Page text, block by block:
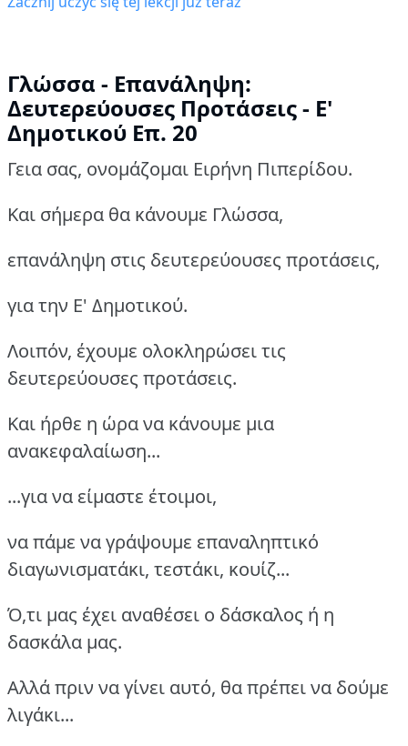
Γλώσσα - Επανάληψη:
Δευτερεύουσες Προτάσεις - Ε'
Δημοτικού Επ. 20
Γεια σας, ονομάζομαι Ειρήνη Πιπερίδου.
Και σήμερα θα κάνουμε Γλώσσα,
επανάληψη στις δευτερεύουσες προτάσεις,
για την Ε' Δημοτικού.
Λοιπόν, έχουμε ολοκληρώσει τις
δευτερεύουσες προτάσεις.
Και ήρθε η ώρα να κάνουμε μια
ανακεφαλαίωση...
...για να είμαστε έτοιμοι,
να πάμε να γράψουμε επαναληπτικό
διαγωνισματάκι, τεστάκι, κουίζ...
Ό,τι μας έχει αναθέσει ο δάσκαλος ή η
δασκάλα μας.
Αλλά πριν να γίνει αυτό, θα πρέπει να δούμε
λιγάκι...